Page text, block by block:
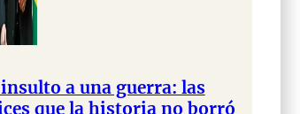
a una guerra: las
que la historia no borró